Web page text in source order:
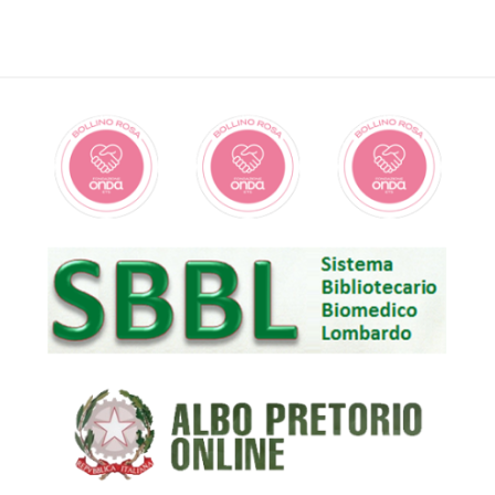
pua.monreale@asst-santipaolocarlo.it)
PUNTO PRELIEVI
Accesso libero con impegnativa da LUN a VEN 7:30/8:30
AMBULATORIALE
Nutrizione clinica Pediatrica, Allergologia pediatrica,
Andrologia pediatrica, Endocrinologia pediatrica,
Neurologia pediatrica, Medicina fisica e riabilitativa
pediatrica, Immunologia e Reumatologia pediatrica,
Cardiologia, Diagnostica per immagini (ECO).